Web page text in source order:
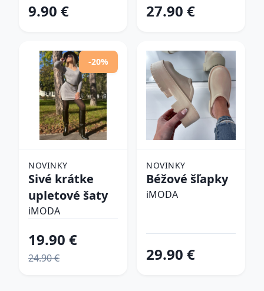
9.90 € 27.90 €
-20%
NOVINKY
Sivé krátke
upletové šaty
iMODA
19.90 €
24.90 €
NOVINKY
Béžové šľapky
iMODA
29.90 €